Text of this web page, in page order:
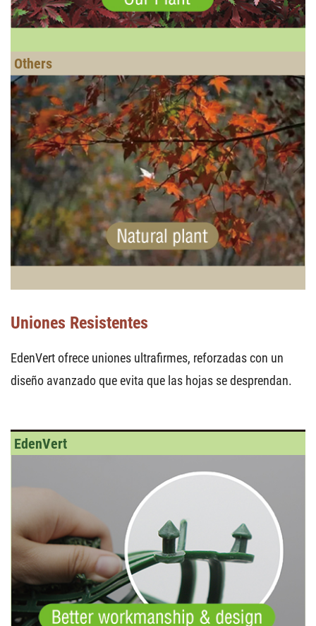
Uniones Resistentes
EdenVert ofrece uniones ultrafirmes, reforzadas con un
diseño avanzado que evita que las hojas se desprendan.